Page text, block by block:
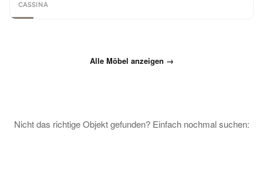
CASSINA
Alle Möbel anzeigen →
Nicht das richtige Objekt gefunden? Einfach nochmal suchen: